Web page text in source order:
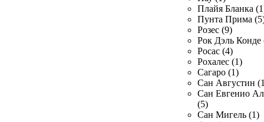
Плайя Бланка
Пунта Прима
Розес (9)
Рок Дэль Конде
Росас (4)
Рохалес (1)
Сагаро (1)
Сан Августин
Сан Евгенио
(5)
Сан Мигель (1)